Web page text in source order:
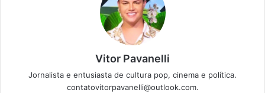
Vitor Pavanelli
Jornalista e entusiasta de cultura pop, cinema e política.
contatovitorpavanelli@outlook.com.